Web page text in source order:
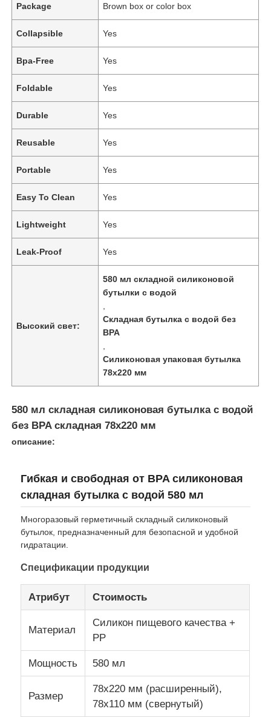
Продукты
Видеозаписи
О нас
Экскурсия по заводу
Свяжитесь с нами
Новости
Случаи
Силиконовый комплект для бутылок для
Package Brown box or color box
Collapsible Yes
Bpa-Free Yes
Foldable Yes
Durable Yes
Reusable Yes
Portable Yes
Easy To Clean Yes
Lightweight Yes
Leak-Proof Yes
Высокий свет:
580 мл складной силиконовой
бутылки с водой
Складная бутылка с водой без
BPA
Силиконовая упаковая бутылка
78х220 мм
580 мл складная силиконовая бутылка с водой
без BPA складная 78х220 мм
описание:
Гибкая и свободная от BPA силиконовая
складная бутылка с водой 580 мл
Многоразовый герметичный складный силиконовый
бутылок, предназначенный для безопасной и удобной
гидратации.
Спецификации продукции
Атрибут Стоимость
Материал
Силикон пищевого качества +
PP
Мощность 580 мл
Размер
78x220 мм (расширенный),
78x110 мм (свернутый)